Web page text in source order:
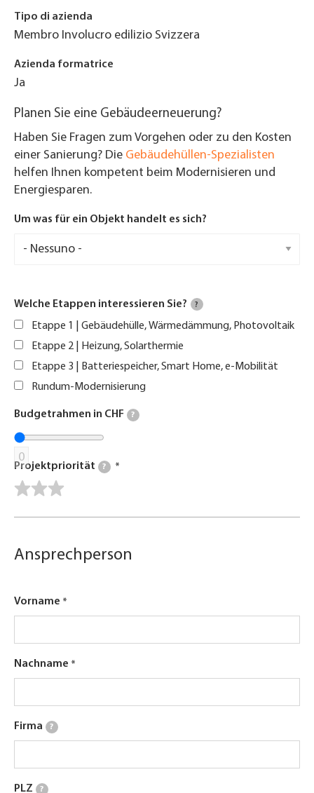
Tipo di azienda
Membro Involucro edilizio Svizzera
Azienda formatrice
Ja
Planen Sie eine Gebäudeerneuerung?
Haben Sie Fragen zum Vorgehen oder zu den Kosten
einer Sanierung? Die Gebäudehüllen-Spezialisten
helfen Ihnen kompetent beim Modernisieren und
Energiesparen.
Um was für ein Objekt handelt es sich?
Welche Etappen interessieren Sie? ?
Etappe 1 | Gebäudehülle, Wärmedämmung, Photovoltaik
Etappe 2 | Heizung, Solarthermie
Etappe 3 | Batteriespeicher, Smart Home, e-Mobilität
Rundum-Modernisierung
Budgetrahmen in CHF ?
0
Projektpriorität ?
Ansprechperson
Vorname
Nachname
Firma ?
PLZ ?